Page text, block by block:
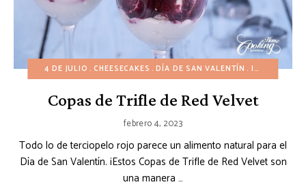
4 DE JULIO CHEESECAKES DÍA DE SAN VALENTÍN INVIERNO
Copas de Trifle de Red Velvet
febrero 4, 2023
Todo lo de terciopelo rojo parece un alimento natural para el
Día de San Valentín. ¡Estos Copas de Trifle de Red Velvet son
una manera …